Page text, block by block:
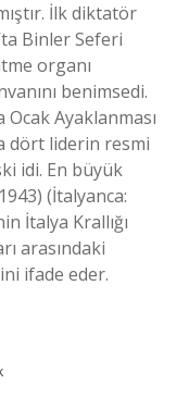
İlk diktatör
Binler Seferi
organı
benimsedi.
Ayaklanması
dört liderin resmi
idi. En büyük
(İtalyanca:
İtalya Krallığı
arasındaki
ifade eder.